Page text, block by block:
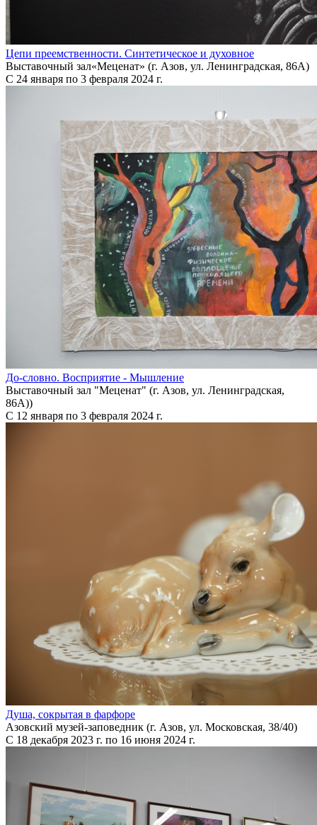
Цепи преемственности. Синтетическое и духовное
Выставочный зал«Меценат» (г. Азов, ул. Ленинградская, 86А)
С 24 января по 3 февраля 2024 г.
До-словно. Восприятие - Мышление
Выставочный зал "Меценат" (г. Азов, ул. Ленинградская,
86А))
С 12 января по 3 февраля 2024 г.
Душа, сокрытая в фарфоре
Азовский музей-заповедник (г. Азов, ул. Московская, 38/40)
С 18 декабря 2023 г. по 16 июня 2024 г.